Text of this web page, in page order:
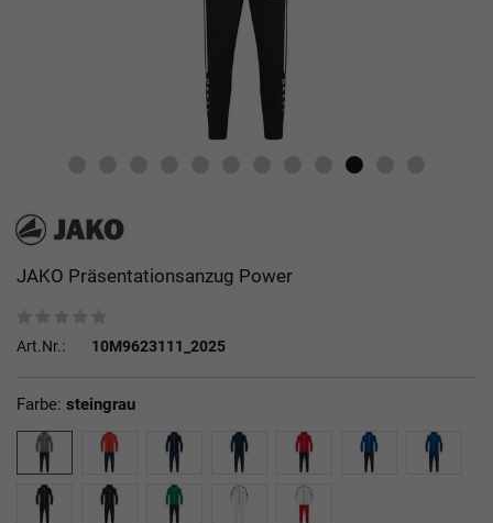
JAKO Präsentationsanzug Power
Art.Nr.: 10M9623111_2025
Farbe: steingrau